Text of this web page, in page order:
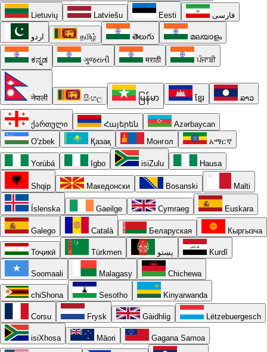
Lietuvių Latviešu Eesti فارسی
اردو தமிழ் తెలుగు മലയാളം
ಕನ್ನಡ ગુજરાતી मराठी ਪੰਜਾਬੀ
नेपाली සිංහල မြန်မာ ខ្មែរ ລາວ
ქართული Հայերեն
Azərbaycan
O'zbek
Қазақ Монгол አማርኛ
Yorùbá Igbo isiZulu Hausa
Shqip Македонски Bosanski Malti
Íslenska Gaeilge Cymraeg Euskara
Galego Català Беларуская Кыргызча
Тоҷикӣ Türkmen پښتو Kurdî
Soomaali Malagasy Chichewa
chiShona Sesotho Kinyarwanda
Corsu Frysk Gàidhlig Lëtzebuergesch
isiXhosa Māori Gagana Samoa